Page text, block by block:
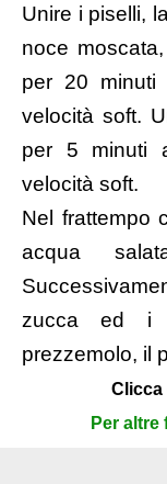
Unire i piselli,
noce
per 20 minuti
velocità soft.
per 5 minuti
velocità soft.
Nel frattempo
acqua
zucca ed i
prezzemolo, il
Clicca
Per